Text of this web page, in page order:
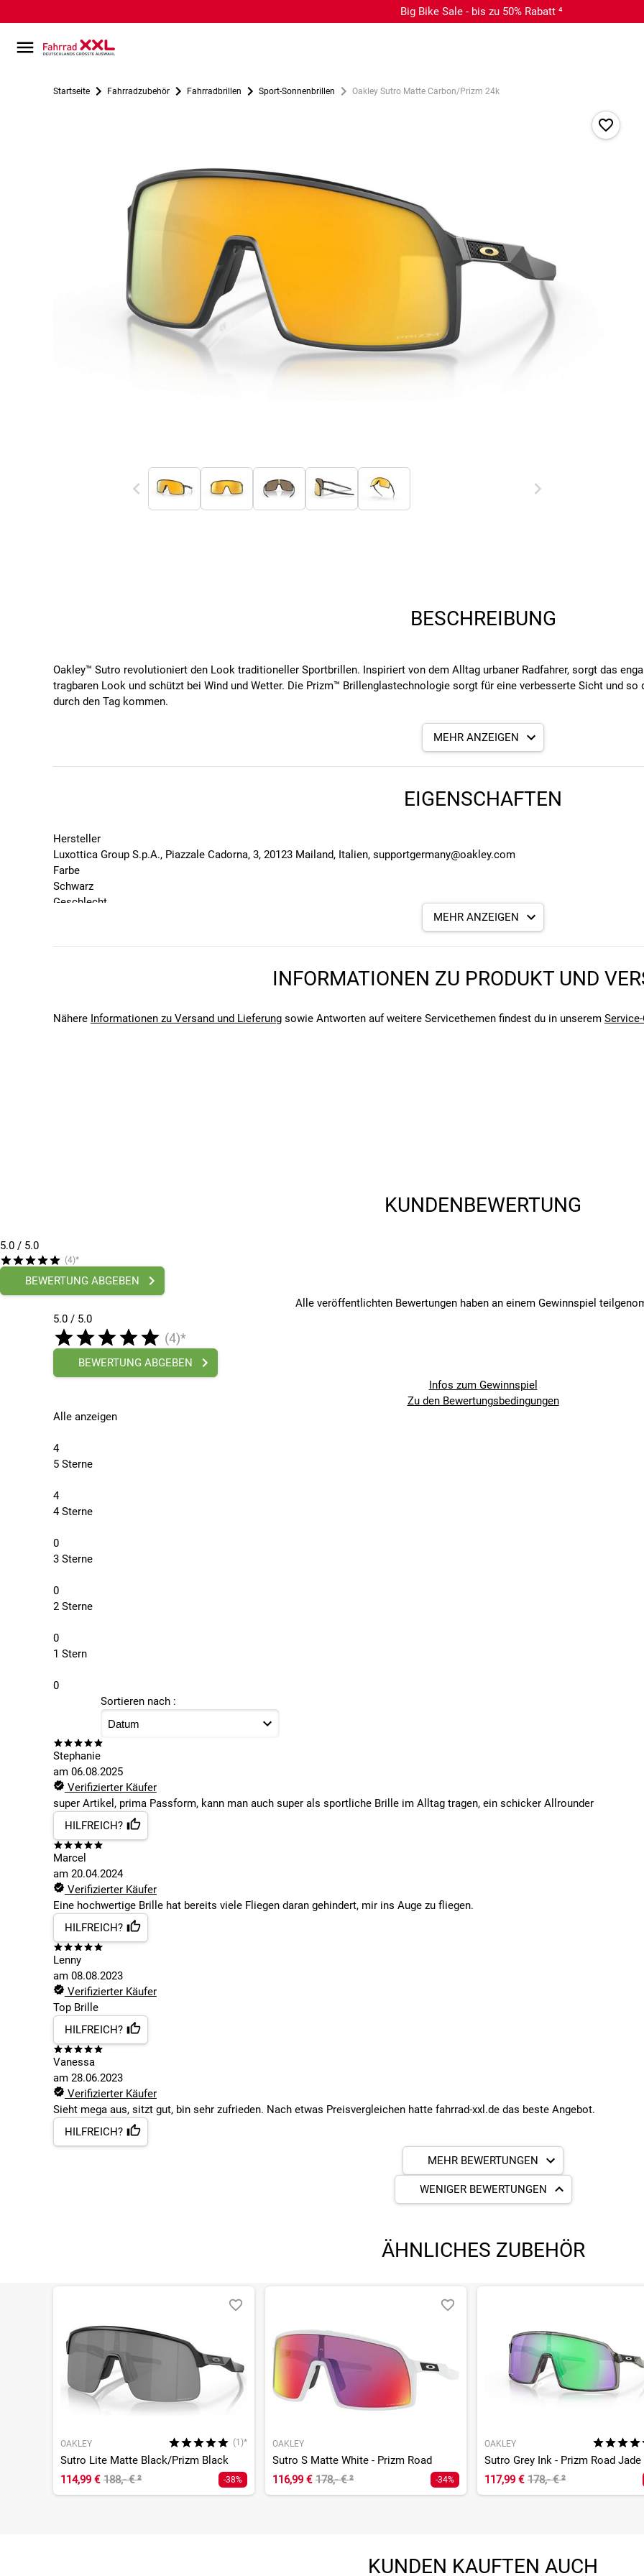
Big Bike Sale - bis zu 50% Rabatt ⁴
Startseite Fahrradzubehör Fahrradbrillen Sport-Sonnenbrillen Oakley Sutro Matte Carbon/Prizm 24k
BESCHREIBUNG
Oakley™ Sutro revolutioniert den Look traditioneller Sportbrillen. Inspiriert von dem Alltag urbaner Radfahrer, sorgt das
tragbaren Look und schützt bei Wind und Wetter. Die Prizm™ Brillenglastechnologie sorgt für eine verbesserte Sicht und
durch den Tag kommen.
Oakleys exklusive Glastechnologie wurde entwickelt, um Farbe und Kontrast zu optimieren und dadurch die Sichtbarkeit
Kontrast: erhöht
Basis Gläserfarbe: bronze
Spezifikationen
Das leichte O Matter™-Material verspricht Langlebigkeit und uneingeschränkten Tragekomfort
Unobtainium®-Nasenkissen bieten einen rutschfesten Halt bei Schweißbildung, sodass die Brille nicht verrutscht und
Die schmalen Bügel passen unter Kappen und Helme
Bügellänge: 140 mm
MEHR ANZEIGEN
EIGENSCHAFTEN
Hersteller
Luxottica Group S.p.A., Piazzale Cadorna, 3, 20123 Mailand, Italien, supportgermany@oakley.com
Farbe
Schwarz
Geschlecht
Oakley
Bitte beachte, dass es zu Abweichungen zwischen den angegebenen- und den verbauten Komponenten bei Fahrrädern
MEHR ANZEIGEN
INFORMATIONEN ZU PRODUKT UND
Nähere Informationen zu Versand und Lieferungsowie Antworten auf weitere Servicethemen findest du in unserem
KUNDENBEWERTUNG
5.0 / 5.0
(4)*
BEWERTUNG ABGEBEN
Alle veröffentlichten Bewertungen haben an einem Gewinnspiel
5.0 / 5.0
(4)*
BEWERTUNG ABGEBEN
Infos zum Gewinnspiel
Zu den Bewertungsbedingungen
Alle anzeigen
4
5 Sterne
4
4 Sterne
0
3 Sterne
0
2 Sterne
0
1 Stern
0
Sortieren nach :
Stephanie
am 06.08.2025
Verifizierter Käufer
super Artikel, prima Passform, kann man auch super als sportliche Brille im Alltag tragen, ein schicker Allrounder
HILFREICH?
Marcel
am 20.04.2024
Verifizierter Käufer
Eine hochwertige Brille hat bereits viele Fliegen daran gehindert, mir ins Auge zu fliegen.
HILFREICH?
Lenny
am 08.08.2023
Verifizierter Käufer
Top Brille
HILFREICH?
Vanessa
am 28.06.2023
Verifizierter Käufer
Sieht mega aus, sitzt gut, bin sehr zufrieden. Nach etwas Preisvergleichen hatte fahrrad-xxl.de das beste Angebot.
HILFREICH?
MEHR BEWERTUNGEN
WENIGER BEWERTUNGEN
ÄHNLICHES ZUBEHÖR
OAKLEY (1)*
Sutro Lite Matte Black/Prizm Black
114,99 € 188,- €² -38%
OAKLEY
Sutro S Matte White - Prizm Road
116,99 € 178,- €² -34%
OAKLEY
Sutro Grey Ink - Prizm Road Jade
117,99 € 178,- €²
KUNDEN KAUFTEN AUCH